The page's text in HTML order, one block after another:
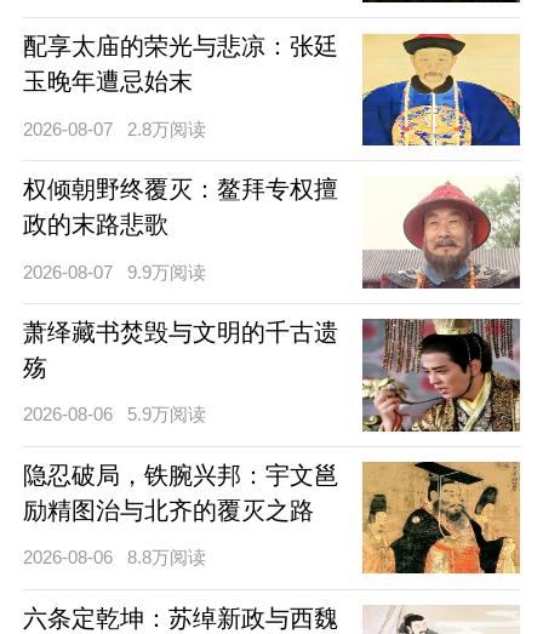
配享太庙的荣光与悲凉：张廷
玉晚年遭忌始末
2026-08-07 2.8万阅读
权倾朝野终覆灭：鳌拜专权擅
政的末路悲歌
2026-08-07 9.9万阅读
萧绎藏书焚毁与文明的千古遗
殇
2026-08-06 5.9万阅读
隐忍破局，铁腕兴邦：宇文邕
励精图治与北齐的覆灭之路
2026-08-06 8.8万阅读
六条定乾坤：苏绰新政与西魏